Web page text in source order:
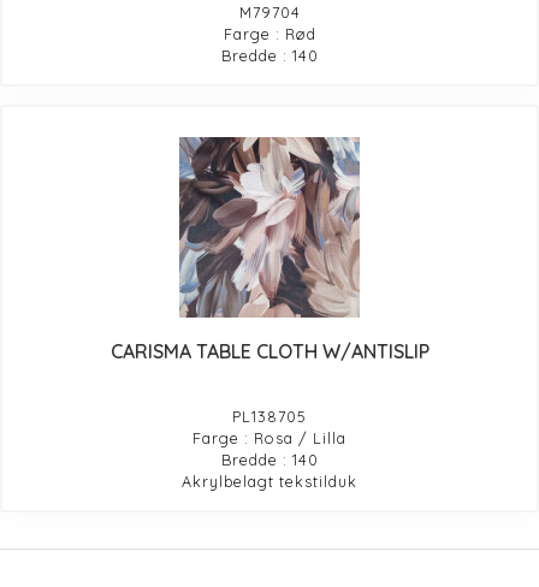
M79704
Farge : Rød
Bredde : 140
CARISMA TABLE CLOTH W/ANTISLIP
PL138705
Farge : Rosa / Lilla
Bredde : 140
Akrylbelagt tekstilduk